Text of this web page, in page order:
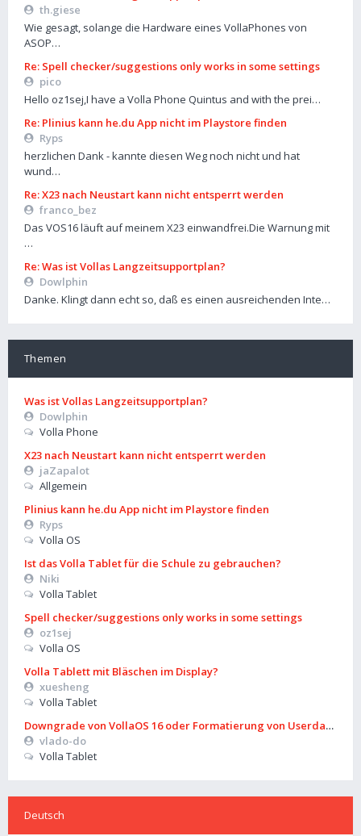
th.giese
Wie gesagt, solange die Hardware eines VollaPhones von
ASOP…
Re: Spell checker/suggestions only works in some settings
pico
Hello oz1sej,I have a Volla Phone Quintus and with the prei…
Re: Plinius kann he.du App nicht im Playstore finden
Ryps
herzlichen Dank - kannte diesen Weg noch nicht und hat
wund…
Re: X23 nach Neustart kann nicht entsperrt werden
franco_bez
Das VOS16 läuft auf meinem X23 einwandfrei.Die Warnung mit
…
Re: Was ist Vollas Langzeitsupportplan?
Dowlphin
Danke. Klingt dann echt so, daß es einen ausreichenden Inte…
Themen
Was ist Vollas Langzeitsupportplan?
Dowlphin
Volla Phone
X23 nach Neustart kann nicht entsperrt werden
jaZapalot
Allgemein
Plinius kann he.du App nicht im Playstore finden
Ryps
Volla OS
Ist das Volla Tablet für die Schule zu gebrauchen?
Niki
Volla Tablet
Spell checker/suggestions only works in some settings
oz1sej
Volla OS
Volla Tablett mit Bläschen im Display?
xuesheng
Volla Tablet
Downgrade von VollaOS 16 oder Formatierung von Userdata
vlado-do
Volla Tablet
Deutsch